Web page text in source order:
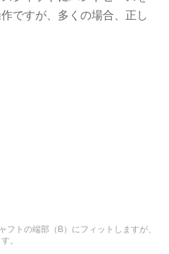
ですが、多くの場合、正し
トの端部（B）にフィットしますが、
。